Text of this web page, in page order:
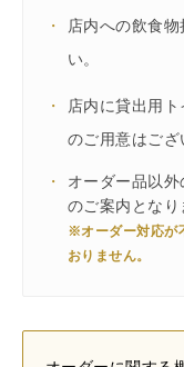
・
店内への飲食
い。
・
店内に貸出用
のご用意はござ
・
オーダー品以
のご案内となり
※オーダー対応が
おりません。